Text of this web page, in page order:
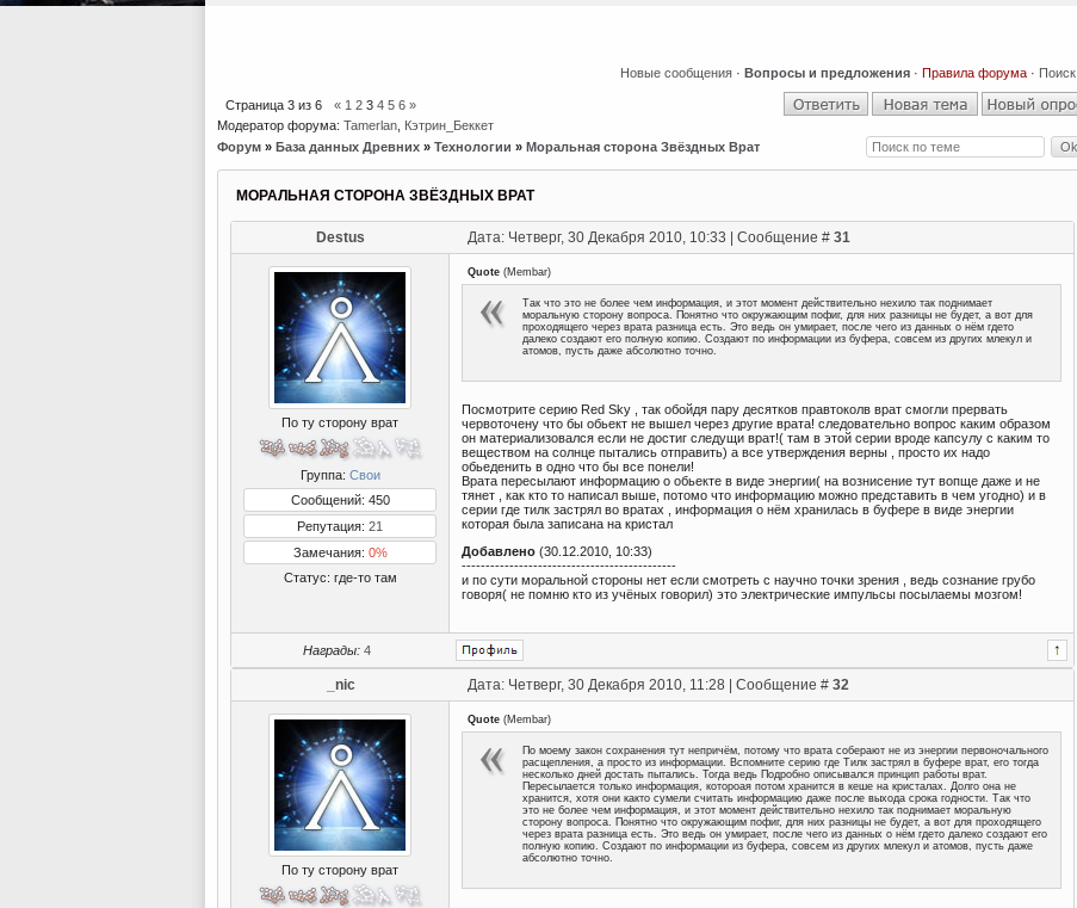
Новые сообщения · Вопросы и предложения · Правила форума · Поиск
Страница 3 из 6 « 1 2 3 4 5 6 »
Модератор форума: Tamerlan Кэтрин_Беккет
Форум » База данных Древних » Технологии » Моральная сторона Звёздных Врат
МОРАЛЬНАЯ СТОРОНА ЗВЁЗДНЫХ ВРАТ
Destus Дата: Четверг, 30 Декабря 2010, 10:33 | Сообщение # 31
По ту сторону врат
Группа: Свои
Сообщений: 450
Репутация: 21
Замечания: 0%
Статус: где-то там
Quote (Membar)
Так что это не более чем информация, и этот момент действительно нехило так поднимает
моральную сторону вопроса. Понятно что окружающим пофиг, для них разницы не будет, а вот для
проходящего через врата разница есть. Это ведь он умирает, после чего из данных о нём гдето
далеко создают его полную копию. Создают по информации из буфера, совсем из других млекул и
атомов, пусть даже абсолютно точно.
Посмотрите серию Red Sky , так обойдя пару десятков правтоколв врат смогли прервать
червоточену что бы обьект не вышел через другие врата! следовательно вопрос каким образом
он материализовался если не достиг следущи врат!( там в этой серии вроде капсулу с каким то
веществом на солнце пытались отправить) а все утверждения верны , просто их надо
обьеденить в одно что бы все понели!
Врата пересылают информацию о обьекте в виде энергии( на вознисение тут вопще даже и не
тянет , как кто то написал выше, потомо что информацию можно представить в чем угодно) и в
серии где тилк застрял во вратах , информация о нём хранилась в буфере в виде энергии
которая была записана на кристал
Добавлено (30.12.2010, 10:33)
---------------------------------------------
и по сути моральной стороны нет если смотреть с научно точки зрения , ведь сознание грубо
говоря( не помню кто из учёных говорил) это электрические импульсы посылаемы мозгом!
Награды: 4
_nic Дата: Четверг, 30 Декабря 2010, 11:28 | Сообщение # 32
По ту сторону врат
Quote (Membar)
По моему закон сохранения тут непричём, потому что врата соберают не из энергии первоночального
расщепления, а просто из информации. Вспомните серию где Тилк застрял в буфере врат, его тогда
несколько дней достать пытались. Тогда ведь Подробно описывался принцип работы врат.
Пересылается только информация, котороая потом хранится в кеше на кристалах. Долго она не
хранится, хотя они както сумели считать информацию даже после выхода срока годности. Так что
это не более чем информация, и этот момент действительно нехило так поднимает моральную
сторону вопроса. Понятно что окружающим пофиг, для них разницы не будет, а вот для проходящего
через врата разница есть. Это ведь он умирает, после чего из данных о нём гдето далеко создают его
полную копию. Создают по информации из буфера, совсем из других млекул и атомов, пусть даже
абсолютно точно.